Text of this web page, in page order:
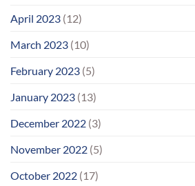
April 2023 (12)
March 2023 (10)
February 2023 (5)
January 2023 (13)
December 2022 (3)
November 2022 (5)
October 2022 (17)